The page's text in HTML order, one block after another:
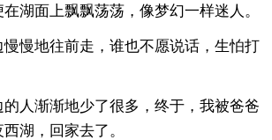
湖面上飘飘荡荡，像梦幻一样迷人。
地往前走，谁也不愿说话，生怕打
渐渐地少了很多，终于，我被爸爸
湖，回家去了。